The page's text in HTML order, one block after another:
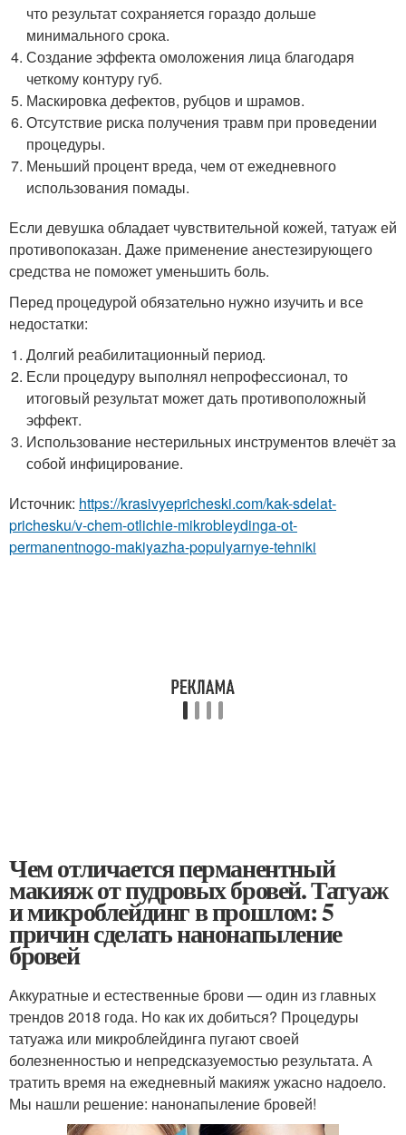
что результат сохраняется гораздо дольше
минимального срока.
Создание эффекта омоложения лица благодаря
четкому контуру губ.
Маскировка дефектов, рубцов и шрамов.
Отсутствие риска получения травм при проведении
процедуры.
Меньший процент вреда, чем от ежедневного
использования помады.
Если девушка обладает чувствительной кожей, татуаж ей
противопоказан. Даже применение анестезирующего
средства не поможет уменьшить боль.
Перед процедурой обязательно нужно изучить и все
недостатки:
Долгий реабилитационный период.
Если процедуру выполнял непрофессионал, то
итоговый результат может дать противоположный
эффект.
Использование нестерильных инструментов влечёт за
собой инфицирование.
Источник: https://krasivyepricheski.com/kak-sdelat-
prichesku/v-chem-otlichie-mikrobleydinga-ot-
permanentnogo-makiyazha-populyarnye-tehniki
Чем отличается перманентный
макияж от пудровых бровей. Татуаж
и микроблейдинг в прошлом: 5
причин сделать нанонапыление
бровей
Аккуратные и естественные брови — один из главных
трендов 2018 года. Но как их добиться? Процедуры
татуажа или микроблейдинга пугают своей
болезненностью и непредсказуемостью результата. А
тратить время на ежедневный макияж ужасно надоело.
Мы нашли решение: нанонапыление бровей!